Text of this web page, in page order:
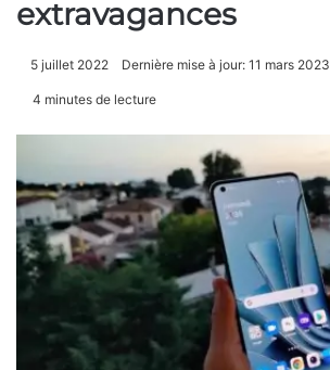
extravagances
5 juillet 2022 Dernière mise à jour: 11 mars 2023
4 minutes de lecture